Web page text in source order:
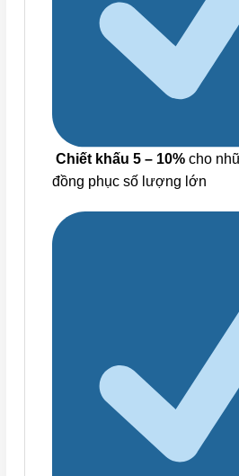
Chiết khấu 5 – 10%cho
đồng phục số lượng lớn